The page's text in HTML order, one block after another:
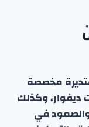
مخصصة
ديفوار، وكذلك
في